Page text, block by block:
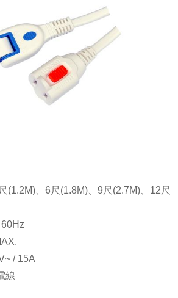
(1.2M)、6尺(1.8M)、9尺(2.7M)、12尺
/ 15A
線